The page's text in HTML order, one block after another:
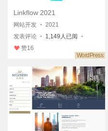
Linkflow 2021
网站开发 ・ 2021
发表评论 ・ 1,149人已阅 ・
赞16